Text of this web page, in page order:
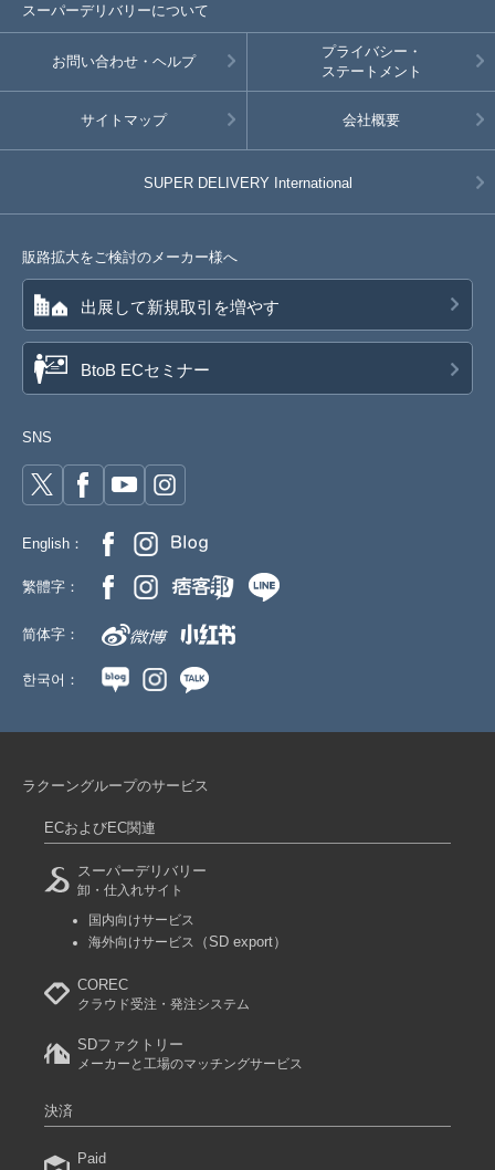
スーパーデリバリーについて
お問い合わせ・ヘルプ
プライバシー・
ステートメント
サイトマップ 会社概要
SUPER DELIVERY International
販路拡大をご検討のメーカー様へ
出展して新規取引を増やす
BtoB ECセミナー
SNS
English：
繁體字：
简体字：
한국어：
ラクーングループのサービス
ECおよびEC関連
スーパーデリバリー
卸・仕入れサイト
国内向けサービス
海外向けサービス
（SD export）
COREC
クラウド受注・発注システム
SDファクトリー
メーカーと工場のマッチングサービス
決済
Paid